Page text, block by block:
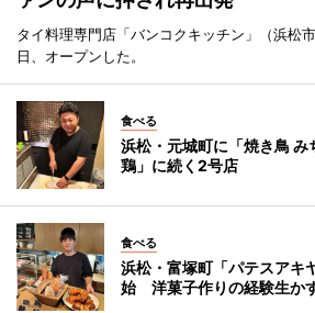
タイ料理専門店「バンコクキッチン」（浜松
日、オープンした。
食べる
浜松・元城町に「焼き鳥
鶏」に続く2号店
食べる
浜松・富塚町「パテスアキ
始 洋菓子作りの経験生か